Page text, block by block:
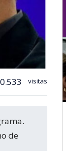
visitas
de